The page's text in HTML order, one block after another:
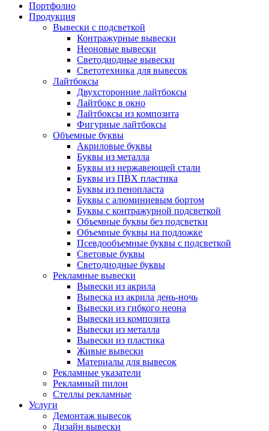
Портфолио
Продукция
Вывески с подсветкой
Контражурные вывески
Неоновые вывески
Светодиодные вывески
Светотехника для вывесок
Лайтбоксы
Двухсторонние лайтбоксы
Лайтбокс в окно
Лайтбоксы из композита
Фигурные лайтбоксы
Объемные буквы
Акриловые буквы
Буквы из металла
Буквы из нержавеющей стали
Буквы из ПВХ пластика
Буквы из пенопласта
Буквы с алюминиевым бортом
Буквы с контражурной подсветкой
Объемные буквы без подсветки
Объемные буквы на подложке
Псевдообъемные буквы с подсветкой
Световые буквы
Светодиодные буквы
Рекламные вывески
Вывески из акрила
Вывеска из акрила день-ночь
Вывески из гибкого неона
Вывески из композита
Вывески из металла
Вывески из пластика
Живые вывески
Материалы для вывесок
Рекламные указатели
Рекламный пилон
Стеллы рекламные
Услуги
Демонтаж вывесок
Дизайн вывески